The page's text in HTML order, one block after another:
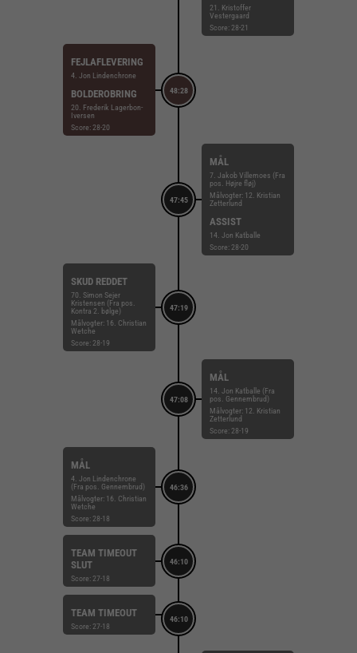
21. Kristoffer
Vestergaard
Score: 28-21
48:28
FEJLAFLEVERING
4. Jon Lindenchrone
BOLDEROBRING
20. Frederik Lagerbon-
Iversen
Score: 28-20
47:45
MÅL
7. Jakob Villemoes (Fra
pos. Højre fløj)
Målvogter: 12. Kristian
Zetterlund
ASSIST
14. Jon Katballe
Score: 28-20
47:19
SKUD REDDET
70. Simon Sejer
Kristensen (Fra pos.
Kontra 2. bølge)
Målvogter: 16. Christian
Wetche
Score: 28-19
47:08
MÅL
14. Jon Katballe (Fra
pos. Gennembrud)
Målvogter: 12. Kristian
Zetterlund
Score: 28-19
46:36
MÅL
4. Jon Lindenchrone
(Fra pos. Gennembrud)
Målvogter: 16. Christian
Wetche
Score: 28-18
46:10
TEAM TIMEOUT
SLUT
Score: 27-18
46:10
TEAM TIMEOUT
Score: 27-18